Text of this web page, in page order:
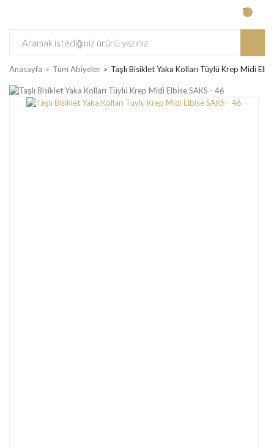
Anasayfa Tüm Abiyeler Taşlı Bisiklet Yaka Kolları Tüylü Krep Midi